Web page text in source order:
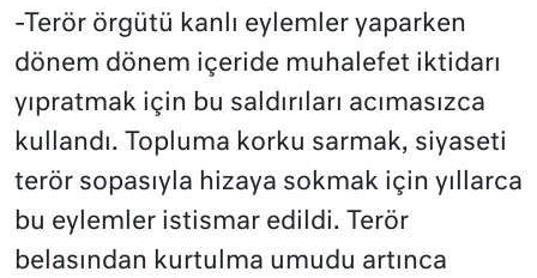
-Terör örgütü kanlı eylemler yaparken
dönem dönem içeride muhalefet iktidarı
yıpratmak için bu saldırıları acımasızca
kullandı. Topluma korku sarmak, siyaseti
terör sopasıyla hizaya sokmak için yıllarca
bu eylemler istismar edildi. Terör
belasından kurtulma umudu artınca